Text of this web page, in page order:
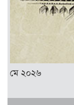
মে ২০২৬